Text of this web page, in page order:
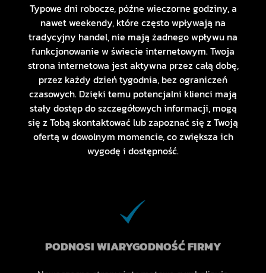
Typowe dni robocze, późne wieczorne godziny, a
nawet weekendy, które często wpływają na
tradycyjny handel, nie mają żadnego wpływu na
funkcjonowanie w świecie internetowym. Twoja
strona internetowa jest aktywna przez całą dobę,
przez każdy dzień tygodnia, bez ograniczeń
czasowych. Dzięki temu potencjalni klienci mają
stały dostęp do szczegółowych informacji, mogą
się z Tobą skontaktować lub zapoznać się z Twoją
ofertą w dowolnym momencie, co zwiększa ich
wygodę i dostępność.
PODNOSI WIARYGODNOŚĆ FIRMY
Nowoczesne strony internetowe symbolizują